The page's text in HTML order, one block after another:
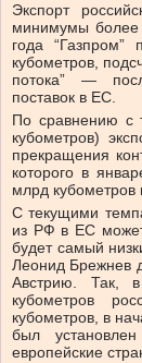
Экспорт
минимумы более
года “Газпром”
кубометров,
потока” —
поставок в ЕС.
По сравнению с
кубометров)
прекращения
которого в
млрд кубометров
С текущими
из РФ в ЕС
будет самый
Леонид Брежнев
Австрию. Так,
кубометров
кубометров, в
был
европейские